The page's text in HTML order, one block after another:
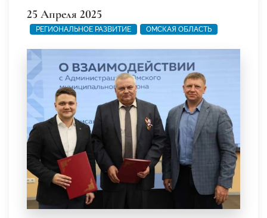
25 Апреля 2025
РЕГИОНАЛЬНОЕ РАЗВИТИЕ ОМСКАЯ ОБЛАСТЬ